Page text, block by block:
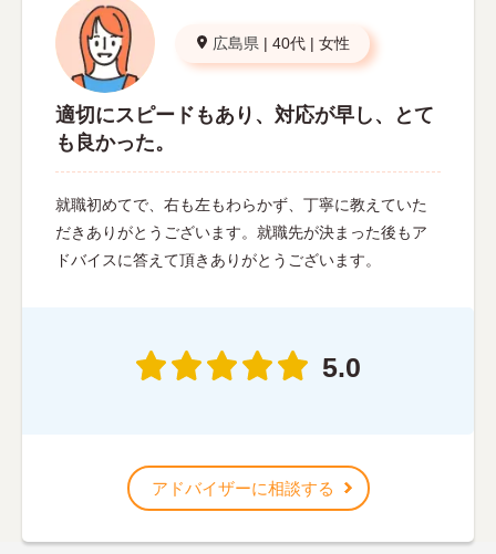
広島県 | 40代 | 女性
適切にスピードもあり、対応が早し、とて
も良かった。
就職初めてで、右も左もわらかず、丁寧に教えていた
だきありがとうございます。就職先が決まった後もア
ドバイスに答えて頂きありがとうございます。
5.0
アドバイザーに相談する